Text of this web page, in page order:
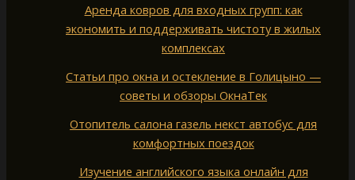
Аренда ковров для входных групп: как
экономить и поддерживать чистоту в жилых
комплексах
Статьи про окна и остекление в Голицыно —
советы и обзоры ОкнаТек
Отопитель салона газель некст автобус для
комфортных поездок
Изучение английского языка онлайн для